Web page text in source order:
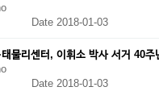
Date 2018-01-03
물리센터, 이휘소 박사 서거 40주
Date 2018-01-03